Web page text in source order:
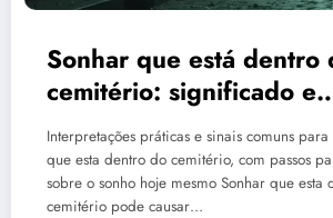
Sonhar que está dentro
cemitério: significado e
interpretação
Interpretações práticas e sinais comuns
que esta dentro do cemitério, com passos
sobre o sonho hoje mesmo Sonhar que esta
cemitério pode causar…